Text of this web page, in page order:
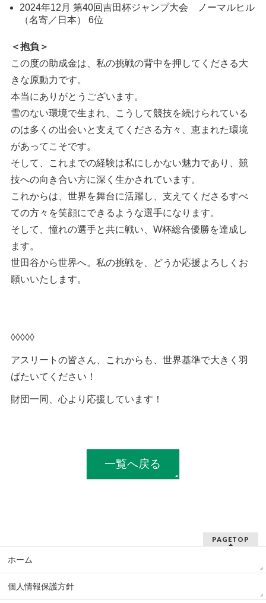
2024年12月 第40回吉田杯ジャンプ大会 ノーマルヒル
（名寄／日本） 6位
＜抱負＞
この度の助成金は、私の挑戦の背中を押してくださる大
きな原動力です。
本当にありがとうございます。
雪のない環境で生まれ、こうして競技を続けられている
のは多くの出会いと支えてくださる方々、恵まれた環境
があってこそです。
そして、これまでの経験は私にしかない魅力であり、競
技への向き合い方に深く生かされています。
これからは、世界を舞台に活躍し、支えてくださるすべ
ての方々を笑顔にできるような選手になります。
そして、憧れの選手と共に戦い、W杯総合優勝を達成し
ます。
世田谷から世界へ。私の挑戦を、どうか応援よろしくお
願いいたします。
◊◊◊◊◊
アスリートの皆さん、これからも、世界基準で大きく羽
ばたいてください！
財団一同、心より応援しています！
一覧へ戻る
PAGETOP
ホーム
個人情報保護方針